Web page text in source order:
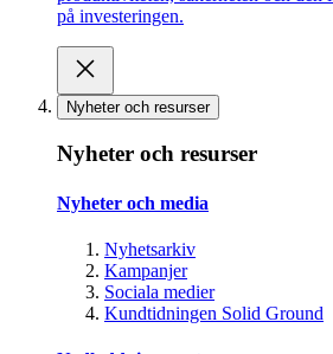
på investeringen.
Nyheter och resurser
Nyheter och resurser
Nyheter och media
Nyhetsarkiv
Kampanjer
Sociala medier
Kundtidningen Solid Ground